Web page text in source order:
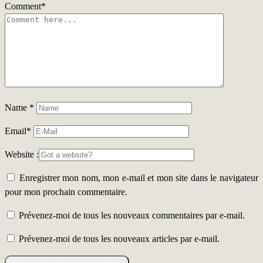
Comment*
Name *
Email*
Website :
Enregistrer mon nom, mon e-mail et mon site dans le navigateur
pour mon prochain commentaire.
Prévenez-moi de tous les nouveaux commentaires par e-mail.
Prévenez-moi de tous les nouveaux articles par e-mail.